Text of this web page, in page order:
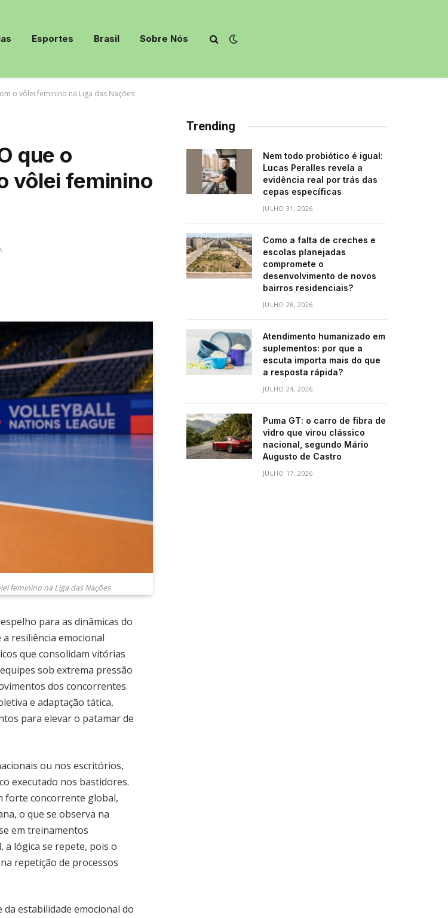
Esportes Brasil Sobre Nós
o vôlei feminino na Liga das Nações
que o
vôlei feminino
feminino na Liga das Nações
para as dinâmicas do
resiliência emocional
que consolidam vitórias
sob extrema pressão
dos concorrentes.
e adaptação tática,
para elevar o patamar de
ou nos escritórios,
executado nos bastidores.
forte concorrente global,
o que se observa na
em treinamentos
lógica se repete, pois o
repetição de processos
estabilidade emocional do
Trending
Nem todo probiótico é igual:
Lucas Peralles revela a
evidência real por trás das
cepas específicas
JULHO 31, 2026
Como a falta de creches e
escolas planejadas
compromete o
desenvolvimento de novos
bairros residenciais?
JULHO 28, 2026
Atendimento humanizado em
suplementos: por que a
escuta importa mais do que
a resposta rápida?
JULHO 24, 2026
Puma GT: o carro de fibra de
vidro que virou clássico
nacional, segundo Mário
Augusto de Castro
JULHO 17, 2026